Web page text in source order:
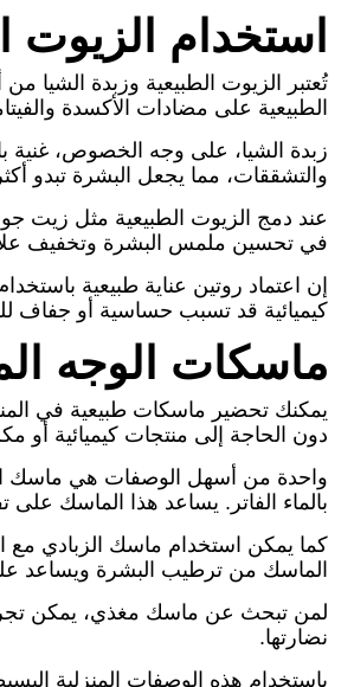
استخدام الزيوت
تُعتبر الزيوت الطبيعية وزبدة
الطبيعية على مضادات الأكسدة
زبدة الشيا، على وجه الخصوص، غنية
والتشققات، مما يجعل البشرة تبدو
عند دمج الزيوت الطبيعية مثل زيت
في تحسين ملمس البشرة وتخفيف
إن اعتماد روتين عناية طبيعية
كيميائية قد تسبب حساسية أو جفاف
ماسكات الوجه
يمكنك تحضير ماسكات طبيعية في
دون الحاجة إلى منتجات كيميائية أو
بالماء الفاتر. يساعد هذا الماسك على
الماسك من ترطيب البشرة ويساعد
لمن تبحث عن ماسك مغذي، يمكن
نضارتها.
باستخدام هذه الوصفات المنزلية